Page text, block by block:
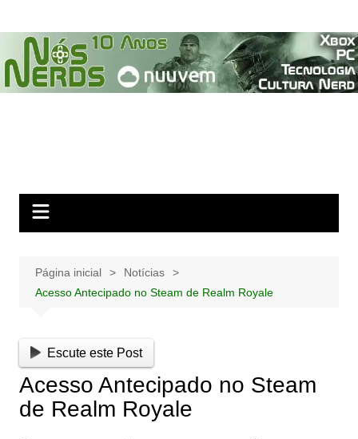
para
conteúdo
Página inicial
Notícias
Acesso Antecipado no Steam de Realm Royale
Escute este Post
Acesso Antecipado no Steam
de Realm Royale